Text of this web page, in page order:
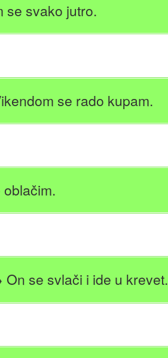
se svako jutro.
se rado kupam.
se svlači i ide u krevet.